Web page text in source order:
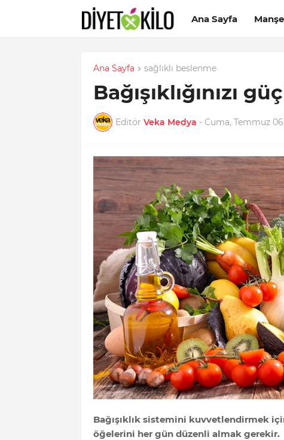
Ana Sayfa
Ana Sayfa sağlıklı beslenme
Bağışıklığınızı
Editör Veka Medya - Cuma, Temmuz
Bağışıklık sistemini kuvvetlendirmek
öğelerini her gün düzenli almak gerekir.